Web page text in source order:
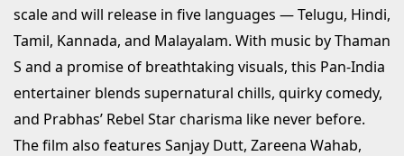
scale and will release in five languages — Telugu, Hindi,
Tamil, Kannada, and Malayalam. With music by Thaman
S and a promise of breathtaking visuals, this Pan-India
entertainer blends supernatural chills, quirky comedy,
and Prabhas’ Rebel Star charisma like never before.
The film also features Sanjay Dutt, Zareena Wahab,